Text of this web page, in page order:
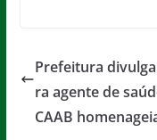
e
b
o
er l
Prefeitura
ra agente de
CAAB